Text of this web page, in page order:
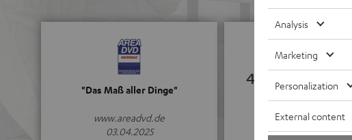
"Das Maß aller Dinge"
www.areadvd.de
03.04.2025
4.78
Analysis
Marketing
Personalization
External content